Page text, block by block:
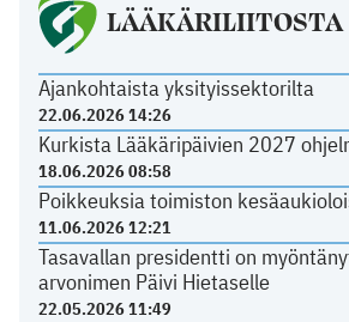
LÄÄKÄRILIITOSTA
Ajankohtaista yksityissektorilta
22.06.2026 14:26
Kurkista Lääkäripäivien 2027
18.06.2026 08:58
Poikkeuksia toimiston
11.06.2026 12:21
Tasavallan presidentti on
arvonimen Päivi Hietaselle
22.05.2026 11:49